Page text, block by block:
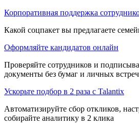
Корпоративная поддержка
Какой соцпакет вы предлагаете
Оформляйте кандидатов онлайн
Проверяйте сотрудников и
документы без бумаг и личных встреч
Ускорьте подбор в 2 раза с Talantix
Автоматизируйте сбор откликов,
собирайте аналитику в 2 клика